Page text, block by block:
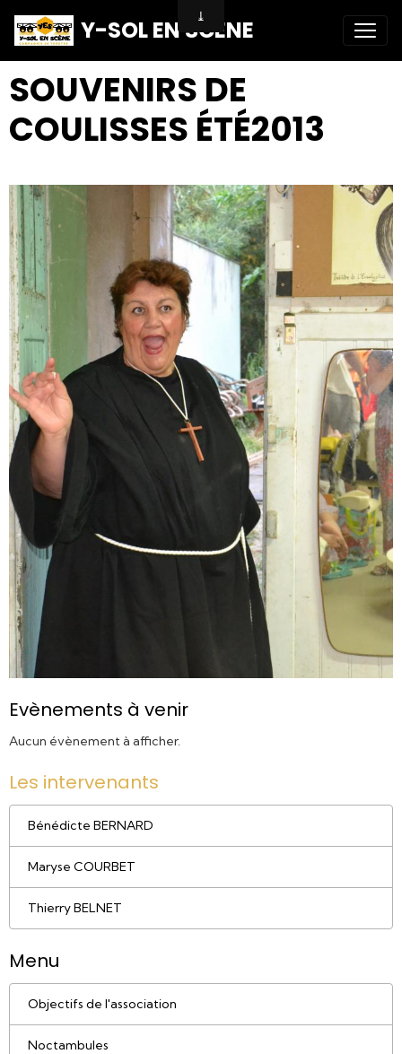
Y-SOL EN SCENE
SOUVENIRS DE
COULISSES ÉTÉ2013
Evènements à venir
Aucun évènement à afficher.
Les intervenants
Bénédicte BERNARD
Maryse COURBET
Thierry BELNET
Menu
Objectifs de l'association
Noctambules